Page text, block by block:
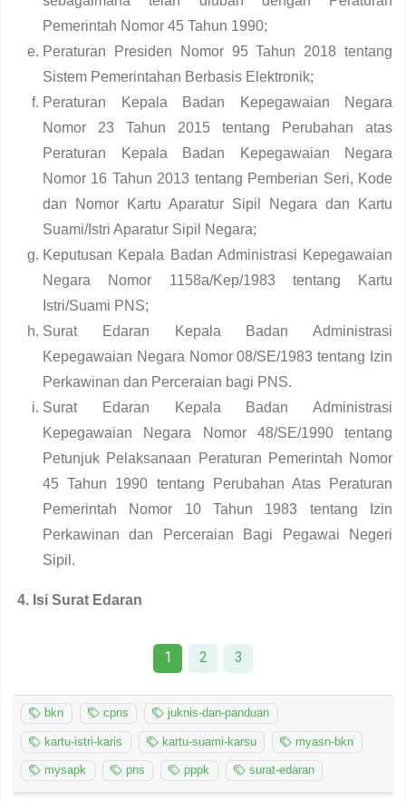
Pemerintah Nomor 45 Tahun 1990;
Peraturan Presiden Nomor 95 Tahun 2018 tentang
Sistem Pemerintahan Berbasis Elektronik;
Peraturan Kepala Badan Kepegawaian Negara
Nomor 23 Tahun 2015 tentang Perubahan atas
Peraturan Kepala Badan Kepegawaian Negara
Nomor 16 Tahun 2013 tentang Pemberian Seri, Kode
dan Nomor Kartu Aparatur Sipil Negara dan Kartu
Suami/Istri Aparatur Sipil Negara;
Keputusan Kepala Badan Administrasi Kepegawaian
Negara Nomor 1158a/Kep/1983 tentang Kartu
Istri/Suami PNS;
Surat Edaran Kepala Badan Administrasi
Kepegawaian Negara Nomor 08/SE/1983 tentang Izin
Perkawinan dan Perceraian bagi PNS.
Surat Edaran Kepala Badan Administrasi
Kepegawaian Negara Nomor 48/SE/1990 tentang
Petunjuk Pelaksanaan Peraturan Pemerintah Nomor
45 Tahun 1990 tentang Perubahan Atas Peraturan
Pemerintah Nomor 10 Tahun 1983 tentang Izin
Perkawinan dan Perceraian Bagi Pegawai Negeri
Sipil.
4. Isi Surat Edaran
1 2 3
bkn cpns juknis-dan-panduan
kartu-istri-karis kartu-suami-karsu myasn-bkn
mysapk pns pppk surat-edaran